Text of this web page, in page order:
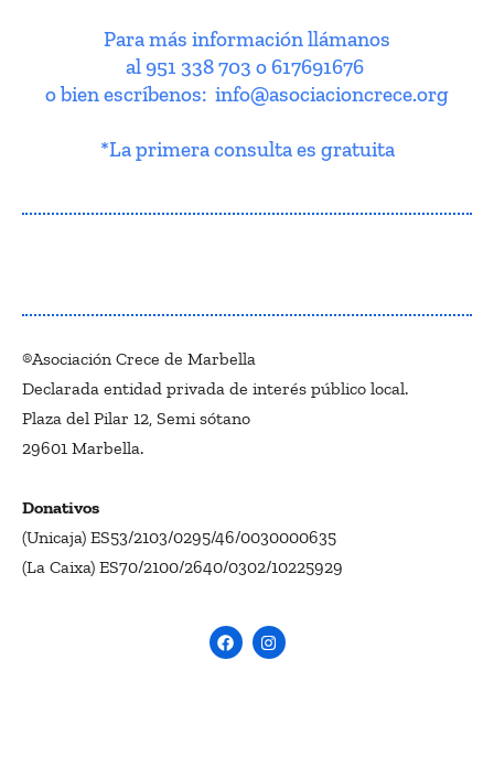
Para más información llámanos
al 951 338 703 o 617691676
o bien escríbenos: info@asociacioncrece.org
*La primera consulta es gratuita
®Asociación Crece de Marbella
Declarada entidad privada de interés público local.
Plaza del Pilar 12, Semi sótano
29601 Marbella.
Donativos
(Unicaja) ES53/2103/0295/46/0030000635
(La Caixa) ES70/2100/2640/0302/10225929